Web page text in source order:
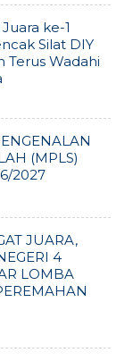
ke-1
Silat DIY
Terus Wadahi
(MPLS)
2027
JUARA,
4
LOMBA